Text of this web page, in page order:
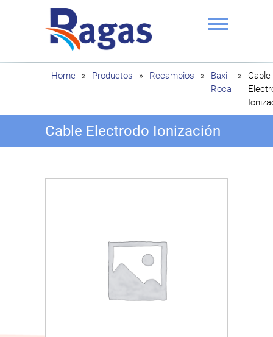
Ragas
Home » Productos » Recambios »
Baxi
Roca
»
Cable
Cable Electrodo Ionización